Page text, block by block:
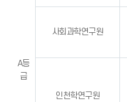
A등
급
사회과학연구원
인천학연구원